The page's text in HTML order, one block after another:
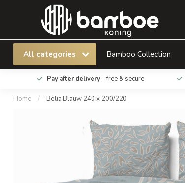
All categories Bamboo Collection
Pay after delivery– free & secure
Home / Belia Blauw 240 x 200/220
Belia Blauw 240 x 200/220